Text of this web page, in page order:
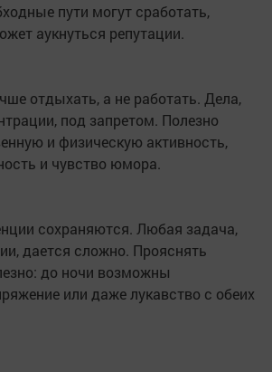
пути могут сработать,
аукнуться репутации.
отдыхать, а не работать. Дела,
под запретом. Полезно
и физическую активность,
и чувство юмора.
сохраняются. Любая задача,
дается сложно. Прояснять
до ночи возможны
или даже лукавство с обеих